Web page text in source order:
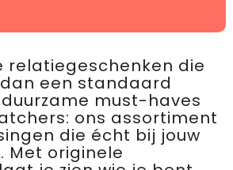
relatiegeschenken die
een standaard
must-haves
ons assortiment
die écht bij jouw
Met originele